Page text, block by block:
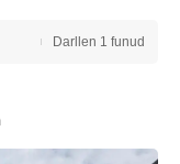
Darllen 1 funud